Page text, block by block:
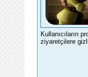
Kullanıcıların
ziyaretçilere